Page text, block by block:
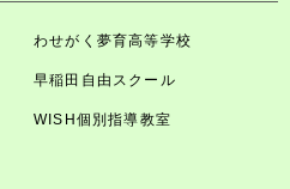
わせがく夢育高等学校
早稲田自由スクール
WISH個別指導教室